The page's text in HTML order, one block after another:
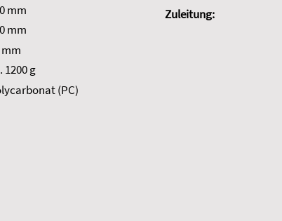
mm
mm
1200 g
(PC)
Zuleitung: